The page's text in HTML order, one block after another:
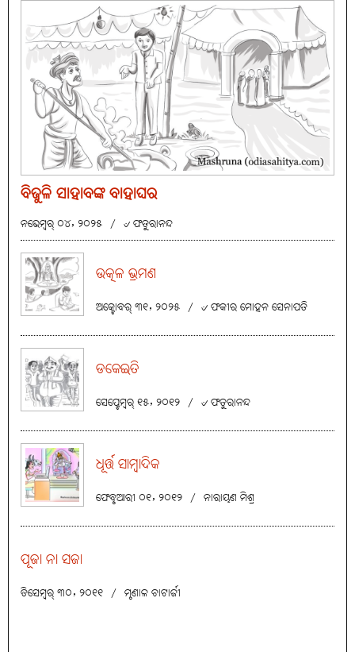
ବିଜୁଳି ସାହାବଙ୍କ ବାହାଘର
ନଭେମ୍ବର୍ ୦୪, ୨୦୨୫ / ୰ ଫତୁରାନନ୍ଦ
ଉତ୍କଳ ଭ୍ରମଣ
ଅକ୍ଟୋବର୍ ୩୧, ୨୦୨୫ / ୰ ଫକୀର ମୋହନ ସେନାପତି
ଡକେଇତି
ସେପ୍ଟେମ୍ବର୍ ୧୫, ୨୦୧୨ / ୰ ଫତୁରାନନ୍ଦ
ଧୂର୍ତ୍ତ ସାମ୍ବାଦିକ
ଫେବୃଆରୀ ୦୧, ୨୦୧୨ / ନାରାୟଣ ମିଶ୍ର
ପୂଜା ନା ସଜା
ଡିସେମ୍ବର୍ ୩୦, ୨୦୧୧ / ମୃଣାଳ ଚାଟାର୍ଜୀ